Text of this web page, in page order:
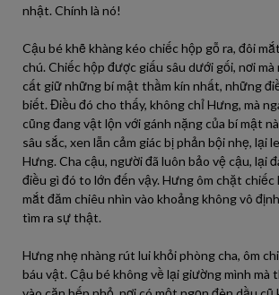
nhật. Chính là nó!
Cậu bé khẽ khàng kéo chiếc hộp gỗ ra, đôi
chú. Chiếc hộp được giấu sâu dưới gối, nơi
cất giữ những bí mật thầm kín nhất, những
biết. Điều đó cho thấy, không chỉ Hưng, mà
cũng đang vật lộn với gánh nặng của bí mật
sâu sắc, xen lẫn cảm giác bị phản bội nhẹ, lại
Hưng. Cha cậu, người đã luôn bảo vệ cậu, lại
điều gì đó to lớn đến vậy. Hưng ôm chặt chiếc
mắt đăm chiêu nhìn vào khoảng không vô
tìm ra sự thật.
Hưng nhẹ nhàng rút lui khỏi phòng cha, ôm
báu vật. Cậu bé không về lại giường mình mà